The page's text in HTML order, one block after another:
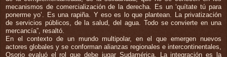
mecanismos de comercialización de la derecha. Es un ‘quítate tú para
ponerme yo’. Es una rapiña. Y eso es lo que plantean. La privatización
de servicios públicos, de la salud, del agua. Todo se convierte en una
mercancía”, resaltó.
En el contexto de un mundo multipolar, en el que emergen nuevos
actores globales y se conforman alianzas regionales e intercontinentales,
Osorio evaluó el rol que debe jugar Sudamérica. La integración es la